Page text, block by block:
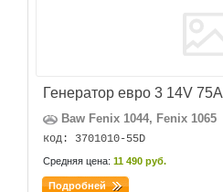
Генератор евро 3 14V 75A
Baw Fenix 1044, Fenix 1065
код: 3701010-55D
Средняя цена: 11 490 руб.
Подробней